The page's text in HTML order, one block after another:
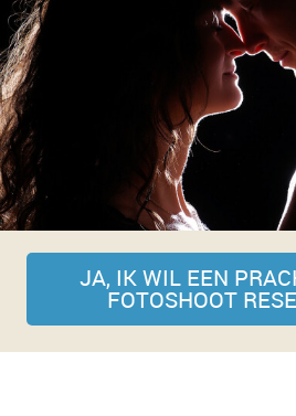
JA, IK WIL EEN
FOTOSHOOT